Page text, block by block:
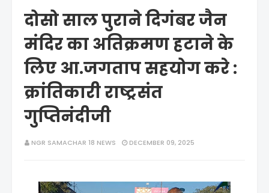
दोसो साल पुराने दिगंबर जैन
मंदिर का अतिक्रमण हटाने के
लिए आ.जगताप सहयोग करे :
क्रांतिकारी राष्ट्रसंत
गुप्तिनंदीजी
NGR SAMACHAR 18 NEWS DECEMBER 09, 2025